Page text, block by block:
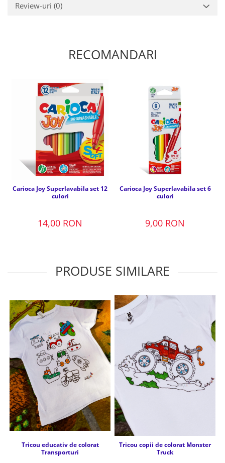
Review-uri (0)
RECOMANDARI
Carioca Joy Superlavabila set 12
culori
14,00 RON
Carioca Joy Superlavabila set 6
culori
9,00 RON
PRODUSE SIMILARE
Tricou educativ de colorat
Transporturi
Tricou copii de colorat Monster
Truck